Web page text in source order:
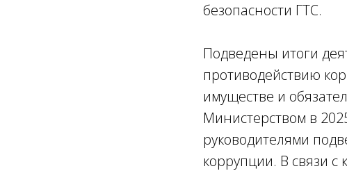
безопасности ГТС.
Подведены итоги
противодействию
имуществе и
Министерством в
руководителями
коррупции. В связи